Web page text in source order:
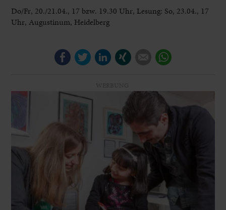
Do/Fr, 20./21.04., 17 bzw. 19.30 Uhr, Lesung: So, 23.04., 17
Uhr, Augustinum, Heidelberg
FacebookTwitterLinkedIn E-mail